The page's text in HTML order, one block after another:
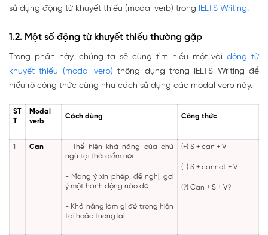
sử dụng động từ khuyết thiếu (modal verb) trong IELTS Writing.
1.2. Một số động từ khuyết thiếu thường gặp
Trong phần này, chúng ta sẽ cùng tìm hiểu một vàiđộng từ
khuyết thiếu (modal verb) thông dụng trong IELTS Writing để
hiểu rõ công thức cũng như cách sử dụng các modal verb này.
ST
T
Modal
verb
Cách dùng Công thức
1 Can
- Thể hiện khả năng của chủ
ngữ tại thời điểm nói
- Mang ý xin phép, đề nghị, gợi
ý một hành động nào đó
- Khả năng làm gì đó trong hiện
tại hoặc tương lai
(+) S + can + V
(-) S + cannot + V
(?) Can + S + V?